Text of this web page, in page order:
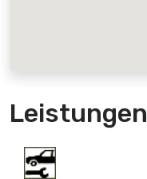
Leistungen